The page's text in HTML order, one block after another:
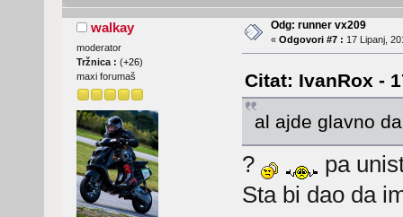
walkay
moderator
Tržnica : (+26)
maxi forumaš
Odg: runner vx209
« Odgovori #7 : 17 Lipanj,
Citat: IvanRox -
al ajde glavno
?
pa
Sta bi dao da